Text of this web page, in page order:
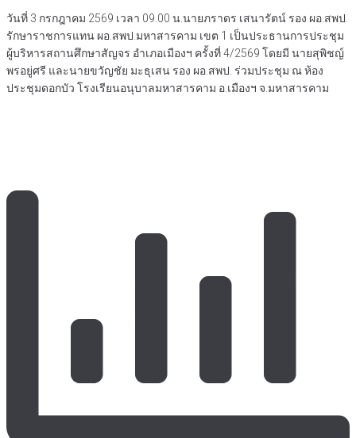
วันที่ 3 กรกฎาคม 2569 เวลา 09.00 น.นายภราดร เสนารัตน์ รอง ผอ.สพป.
รักษาราชการแทน ผอ.สพป.มหาสารคาม เขต 1 เป็นประธานการประชุม
ผู้บริหารสถานศึกษาสัญจร อำเภอเมืองฯ ครั้งที่ 4/2569 โดยมี นายสุพิชญ์
พรอยู่ศรี และนายขวัญชัย มะธุเสน รอง ผอ.สพป. ร่วมประชุม ณ ห้อง
ประชุมดอกบัว โรงเรียนอนุบาลมหาสารคาม อ.เมืองฯ จ.มหาสารคาม